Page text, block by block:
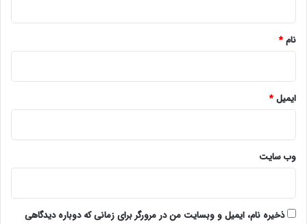
نام*
ایمیل*
وب‌ سایت
ذخیره نام، ایمیل و وبسایت من در مرورگر برای زمانی که دوباره دیدگاهی